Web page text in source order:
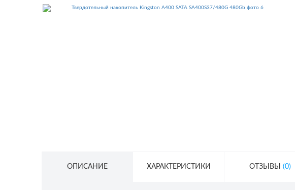
РАСПРОДАЖА
ОПИСАНИЕ ХАРАКТЕРИСТИКИ ОТЗЫВЫ (0)